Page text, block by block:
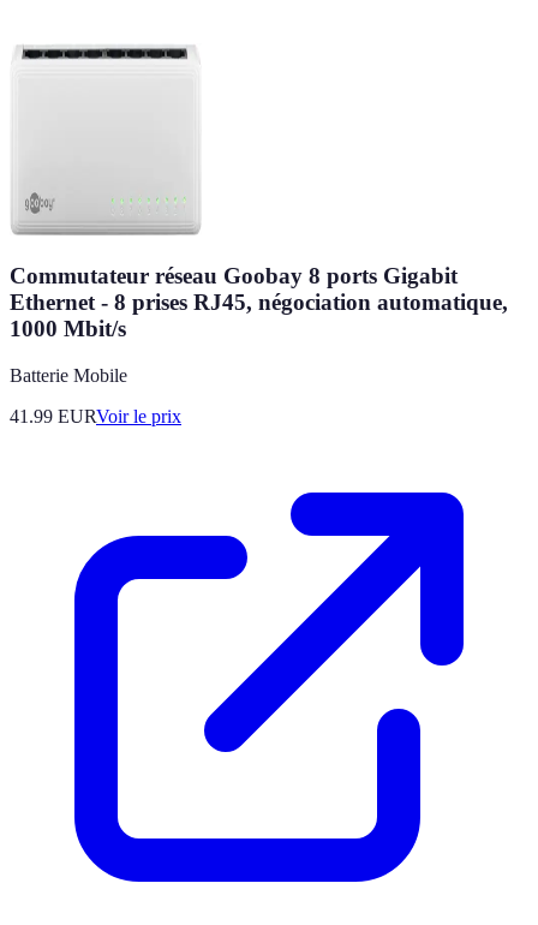
Commutateur réseau Goobay 8 ports Gigabit
Ethernet - 8 prises RJ45, négociation automatique,
1000 Mbit/s
Batterie Mobile
41.99 EURVoir le prix